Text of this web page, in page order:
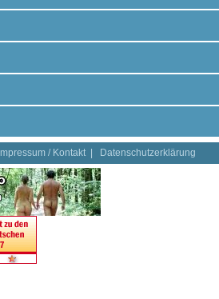
Impressum / Kontakt| Datenschutzerklärung